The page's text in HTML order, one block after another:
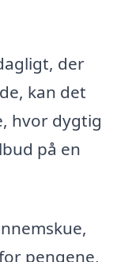
der
kan det
hvor dygtig
på en
pengene,